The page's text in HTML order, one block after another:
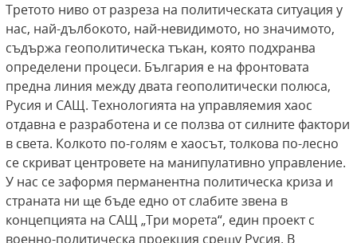
Третото ниво от разреза на политическата ситуация у
нас, най-дълбокото, най-невидимото, но значимото,
съдържа геополитическа тъкан, която подхранва
определени процеси. България е на фронтовата
предна линия между двата геополитически полюса,
Русия и САЩ. Технологията на управляемия хаос
отдавна е разработена и се ползва от силните фактори
в света. Колкото по-голям е хаосът, толкова по-лесно
се скриват центровете на манипулативно управление.
У нас се заформя перманентна политическа криза и
страната ни ще бъде едно от слабите звена в
концепцията на САЩ „Три морета“, един проект с
военно-политическа проекция срещу Русия. В